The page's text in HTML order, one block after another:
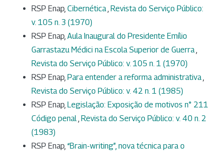
RSP Enap, Cibernética, Revista do Serviço Público:
v. 105 n. 3 (1970)
RSP Enap, Aula Inaugural do Presidente Emílio
Garrastazu Médici na Escola Superior de Guerra,
Revista do Serviço Público: v. 105 n. 1 (1970)
RSP Enap, Para entender a reforma administrativa,
Revista do Serviço Público: v. 42 n. 1 (1985)
RSP Enap, Legislação: Exposição de motivos n° 211
Código penal, Revista do Serviço Público: v. 40 n. 2
(1983)
RSP Enap, “Brain-writing”, nova técnica para o